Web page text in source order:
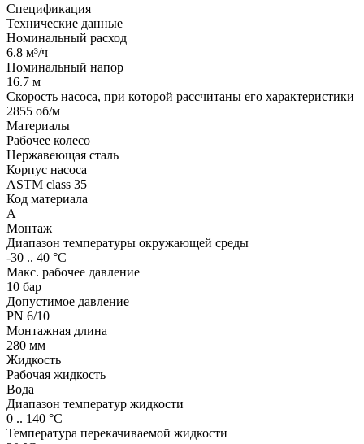
Спецификация
Технические данные
Номинальный расход
6.8 м³/ч
Номинальный напор
16.7 м
Скорость насоса, при которой рассчитаны его характеристики
2855 об/м
Материалы
Рабочее колесо
Нержавеющая сталь
Корпус насоса
ASTM class 35
Код материала
A
Монтаж
Диапазон температуры окружающей среды
-30 .. 40 °C
Макс. рабочее давление
10 бар
Допустимое давление
PN 6/10
Монтажная длина
280 мм
Жидкость
Рабочая жидкость
Вода
Диапазон температур жидкости
0 .. 140 °C
Температура перекачиваемой жидкости